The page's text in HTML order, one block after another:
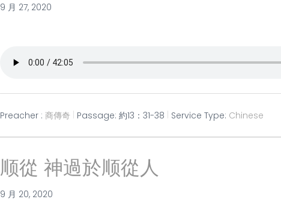
9 月 27, 2020
Preacher : 商傳奇 Passage: 約13：31-38 Service Type: Chinese
顺從 神過於顺從人
9 月 20, 2020